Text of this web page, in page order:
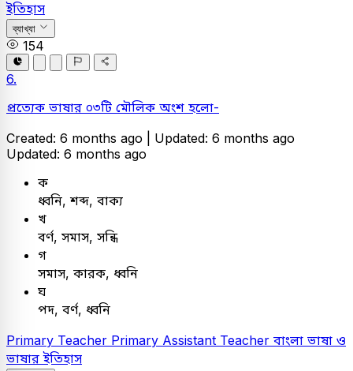
ইতিহাস
ব্যাখ্যা
154
6.
প্রত্যেক ভাষার ০৩টি মৌলিক অংশ হলো-
Created: 6 months ago | Updated: 6 months ago
Updated: 6 months ago
ক
ধ্বনি, শব্দ, বাক্য
খ
বর্ণ, সমাস, সন্ধি
গ
সমাস, কারক, ধ্বনি
ঘ
পদ, বর্ণ, ধ্বনি
Primary Teacher Primary Assistant Teacher বাংলা ভাষা ও
ভাষার ইতিহাস